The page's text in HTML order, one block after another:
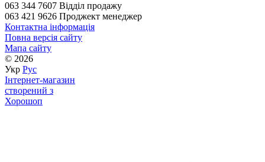
063 344 7607 Відділ продажу
063 421 9626 Проджект менеджер
Контактна інформація
Повна версія сайту
Мапа сайту
© 2026
Укр Рус
Інтернет-магазин
створений з
Хорошоп